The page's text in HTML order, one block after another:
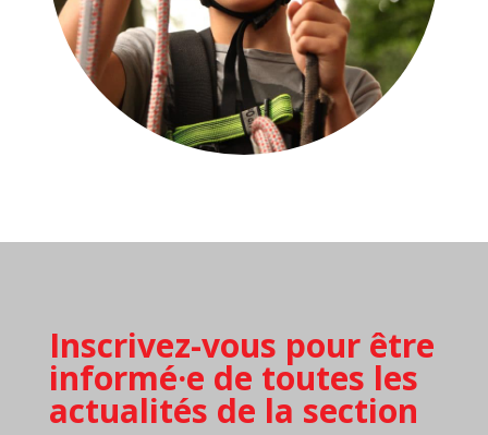
Inscrivez-vous pour être
informé·e de toutes les
actualités de la section